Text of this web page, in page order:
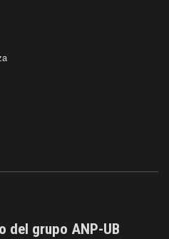
del grupo ANP-UB